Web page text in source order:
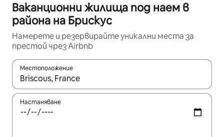
Ваканционни жилища под наем в
района на Брискус
Намерете и резервирайте уникални места за
престой чрез Airbnb
Местоположение
Когато резултатите се покажат, използвайте
Настаняване